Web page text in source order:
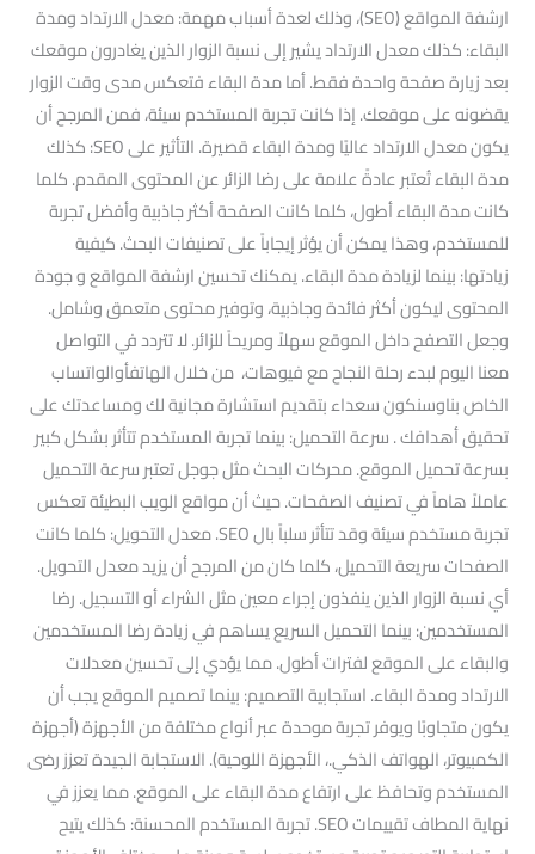
ارشفة المواقع (SEO)، وذلك لعدة أسباب مهمة: معدل الارتداد ومدة
البقاء: كذلك معدل الارتداد يشير إلى نسبة الزوار الذين يغادرون موقعك
بعد زيارة صفحة واحدة فقط. أما مدة البقاء فتعكس مدى وقت الزوار
يقضونه على موقعك. إذا كانت تجربة المستخدم سيئة، فمن المرجح أن
يكون معدل الارتداد عاليًا ومدة البقاء قصيرة. التأثير على SEO: كذلك
مدة البقاء تُعتبر عادةً علامة على رضا الزائر عن المحتوى المقدم. كلما
كانت مدة البقاء أطول، كلما كانت الصفحة أكثر جاذبية وأفضل تجربة
للمستخدم، وهذا يمكن أن يؤثر إيجاباً على تصنيفات البحث. كيفية
زيادتها: بينما لزيادة مدة البقاء. يمكنك تحسين ارشفة المواقع و جودة
المحتوى ليكون أكثر فائدة وجاذبية، وتوفير محتوى متعمق وشامل.
وجعل التصفح داخل الموقع سهلاً ومريحاً للزائر. لا تتردد في التواصل
معنا اليوم لبدء رحلة النجاح مع فيوهات، من خلال الهاتفأوالواتساب
الخاص بناوسنكون سعداء بتقديم استشارة مجانية لك ومساعدتك على
تحقيق أهدافك . سرعة التحميل: بينما تجربة المستخدم تتأثر بشكل كبير
بسرعة تحميل الموقع. محركات البحث مثل جوجل تعتبر سرعة التحميل
عاملاً هاماً في تصنيف الصفحات. حيث أن مواقع الويب البطيئة تعكس
تجربة مستخدم سيئة وقد تتأثر سلباً بال SEO. معدل التحويل: كلما كانت
الصفحات سريعة التحميل، كلما كان من المرجح أن يزيد معدل التحويل.
أي نسبة الزوار الذين ينفذون إجراء معين مثل الشراء أو التسجيل. رضا
المستخدمين: بينما التحميل السريع يساهم في زيادة رضا المستخدمين
والبقاء على الموقع لفترات أطول. مما يؤدي إلى تحسين معدلات
الارتداد ومدة البقاء. استجابية التصميم: بينما تصميم الموقع يجب أن
يكون متجاوبًا ويوفر تجربة موحدة عبر أنواع مختلفة من الأجهزة (أجهزة
الكمبيوتر، الهواتف الذكي.، الأجهزة اللوحية). الاستجابة الجيدة تعزز رضى
المستخدم وتحافظ على ارتفاع مدة البقاء على الموقع. مما يعزز في
نهاية المطاف تقييمات SEO. تجربة المستخدم المحسنة: كذلك يتيح